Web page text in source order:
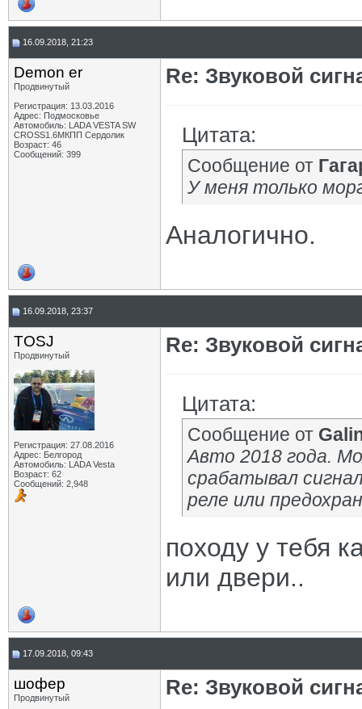
16.09.2018, 21:23
Demon er
Продвинутый
Регистрация: 13.03.2016
Адрес: Подмосковье
Автомобиль: LADA VESTA SW
CROSS1.6МКПП Сердолик
Возраст: 46
Сообщений: 399
Re: Звуковой
Цитата:
Сообщение от
У меня только
Аналогично.
16.09.2018, 23:37
TOSJ
Продвинутый
Регистрация: 27.08.2016
Адрес: Белгород
Автомобиль: LADA Vesta
Возраст: 62
Сообщений: 2,948
Re: Звуковой
Цитата:
Сообщение от
Авто 2018 года.
срабатывал
реле или
походу у тебя
или двери..
17.09.2018, 09:43
шофер
Продвинутый Re: Звуковой